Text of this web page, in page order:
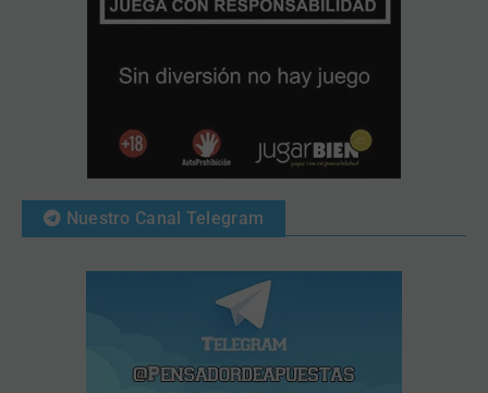
Nuestro Canal Telegram